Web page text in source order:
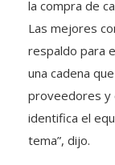
la compra de
Las mejores
respaldo para
una cadena
proveedores y
identifica el
tema”, dijo.